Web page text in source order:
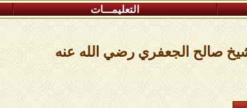
التعليمـــات
صالح الجعفري رضي الله عنه